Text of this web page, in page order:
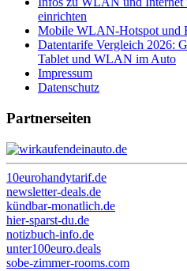
einrichten
Mobile WLAN-Hotspot und
Datentarife Vergleich 2026:
Tablet und WLAN im Auto
Impressum
Datenschutz
Partnerseiten
10eurohandytarif.de
newsletter-deals.de
kündbar-monatlich.de
hier-sparst-du.de
notizbuch-info.de
unter100euro.deals
sobe-zimmer-rooms.com